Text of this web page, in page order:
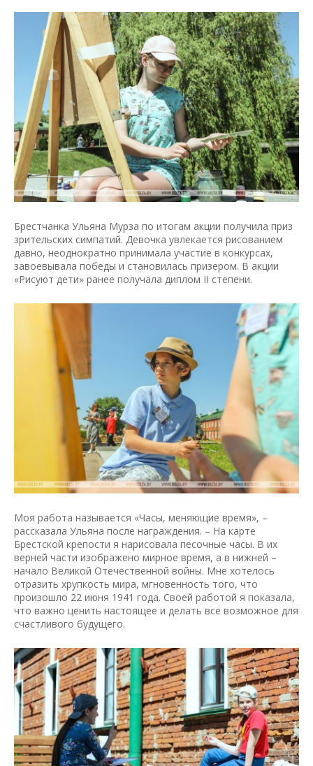
Брестчанка Ульяна Мурза по итогам акции получила приз
зрительских симпатий. Девочка увлекается рисованием
давно, неоднократно принимала участие в конкурсах,
завоевывала победы и становилась призером. В акции
«Рисуют дети» ранее получала диплом ІІ степени.
Моя работа называется «Часы, меняющие время», –
рассказала Ульяна после награждения. – На карте
Брестской крепости я нарисовала песочные часы. В их
верней части изображено мирное время, а в нижней –
начало Великой Отечественной войны. Мне хотелось
отразить хрупкость мира, мгновенность того, что
произошло 22 июня 1941 года. Своей работой я показала,
что важно ценить настоящее и делать все возможное для
счастливого будущего.